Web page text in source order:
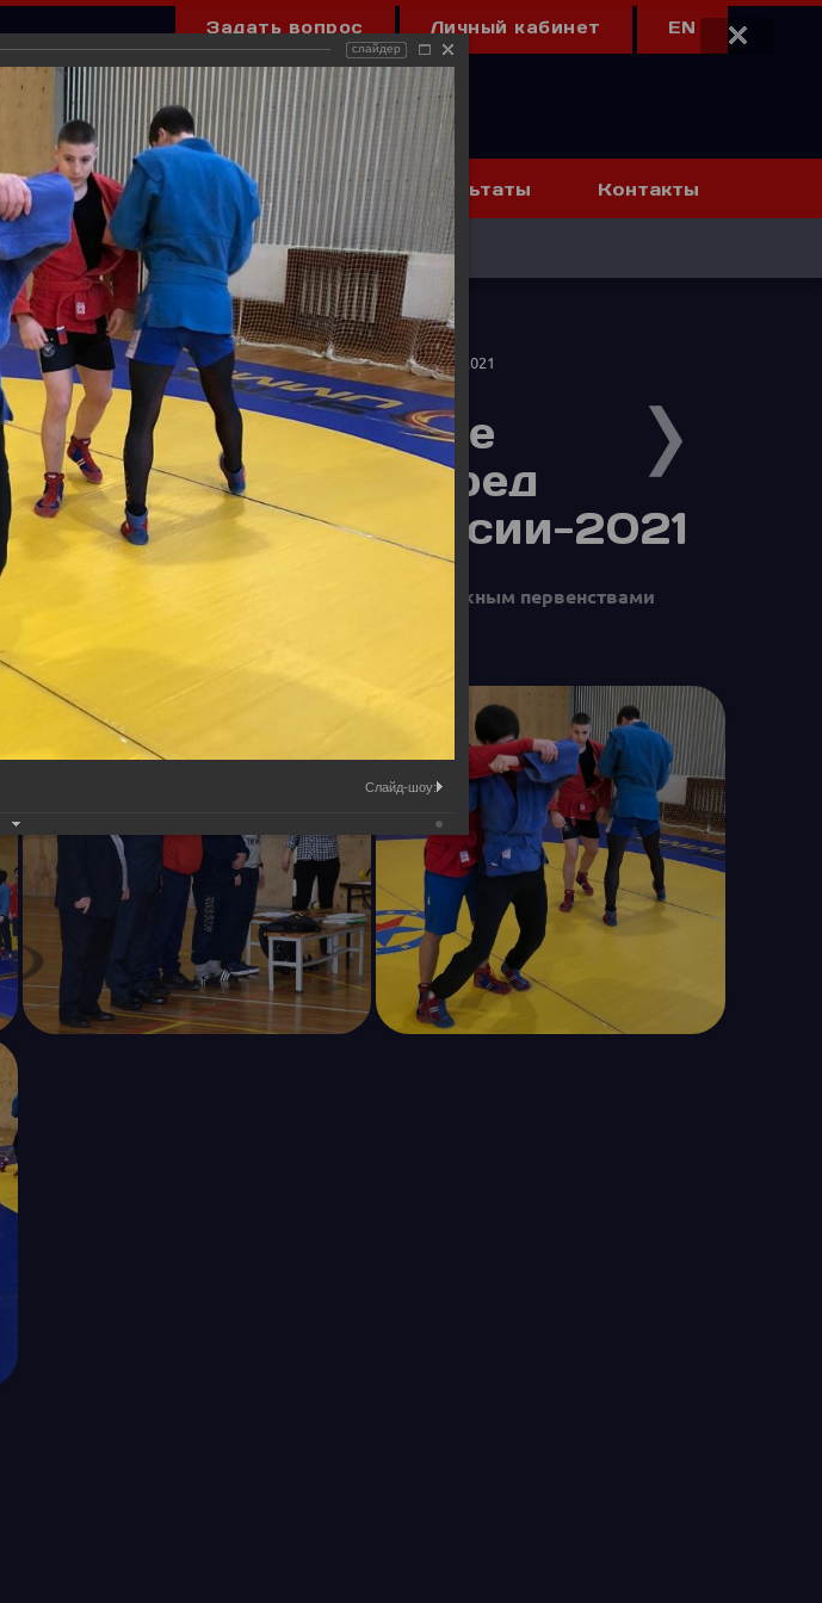
Задать вопрос Личный кабинет EN
и тренеры Календарь и результаты Контакты
перед юношеским и молодежным первенствами России-2021
области на базе
Сысертью перед
России-2021
Сысертью перед юношеским и молодежным первенствами
слайдер
Слайд-шоу: